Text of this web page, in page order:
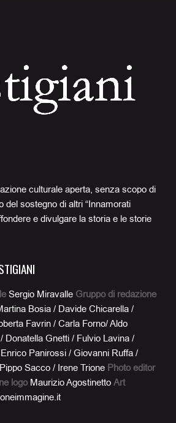
culturale aperta, senza scopo di
del sostegno di altri “Innamorati
e divulgare la storia e le storie
Sergio Miravalle Gruppo di redazione
Bosia / Davide Chicarella /
Favrin / Carla Forno/ Aldo
Donatella Gnetti / Fulvio Lavina /
Panirossi / Giovanni Ruffa /
Sacco / Irene Trione Photo editor
logo Maurizio Agostinetto Art